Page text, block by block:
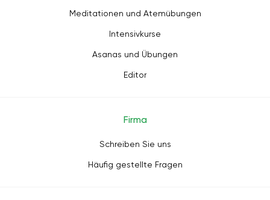
Meditationen und Atemübungen
Intensivkurse
Asanas und Übungen
Editor
Firma
Schreiben Sie uns
Häufig gestellte Fragen